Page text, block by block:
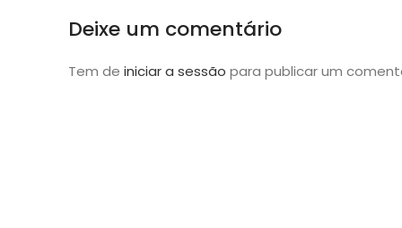
Deixe um comentário
Tem de iniciar a sessão para publicar um